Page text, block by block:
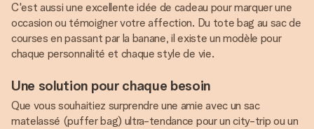
C'est aussi une excellente idée de cadeau pour marquer une
occasion ou témoigner votre affection. Du tote bag au sac de
courses en passant par la banane, il existe un modèle pour
chaque personnalité et chaque style de vie.
Une solution pour chaque besoin
Que vous souhaitiez surprendre une amie avec un sac
matelassé (puffer bag) ultra-tendance pour un city-trip ou un